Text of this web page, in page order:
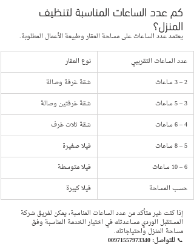
كم عدد الساعات المناسبة لتنظيف
المنزل؟
يعتمد عدد الساعات على مساحة العقار وطبيعة الأعمال المطلوبة.
نوع العقار
عدد الساعات التقريبي
شقة غرفة وصالة
2 – 3 ساعات
شقة غرفتين وصالة
3 – 5 ساعات
شقة ثلاث غرف
4 – 6 ساعات
فيلا صغيرة
5 – 8 ساعات
فيلا متوسطة
6 – 10 ساعات
فيلا كبيرة
حسب المساحة
إذا كنت غير متأكد من عدد الساعات المناسبة، يمكن لفريق شركة
المستقبل الوردي مساعدتك في اختيار الخدمة المناسبة وفق
مساحة المنزل واحتياجاتك.
📞 للتواصل: 00971557973340